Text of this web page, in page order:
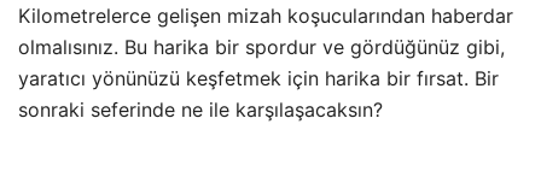
Kilometrelerce gelişen mizah koşucularından haberdar
olmalısınız. Bu harika bir spordur ve gördüğünüz gibi,
yaratıcı yönünüzü keşfetmek için harika bir fırsat. Bir
sonraki seferinde ne ile karşılaşacaksın?